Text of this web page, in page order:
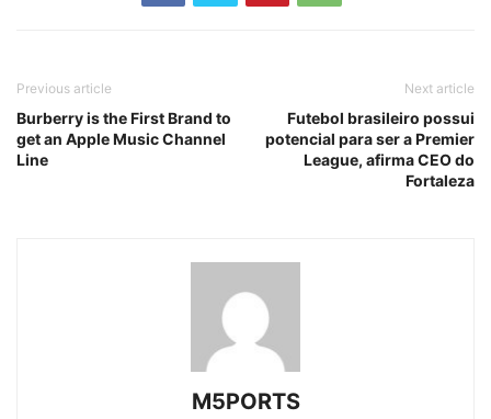
Previous article
Burberry is the First Brand to
get an Apple Music Channel
Line
Next article
Futebol brasileiro possui
potencial para ser a Premier
League, afirma CEO do
Fortaleza
M5PORTS